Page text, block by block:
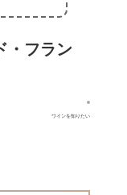
・フラン
ワインを知りたい